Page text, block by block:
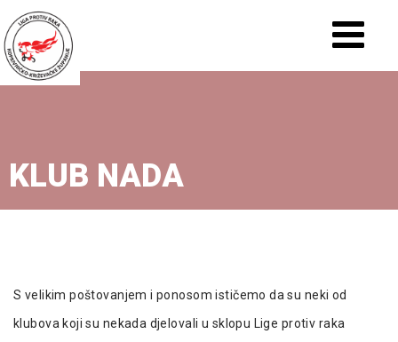
KLUB NADA
S velikim poštovanjem i ponosom ističemo da su neki od
klubova koji su nekada djelovali u sklopu Lige protiv raka